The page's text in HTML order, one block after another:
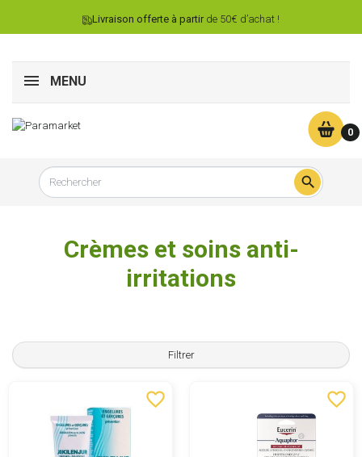
Livraison offerte à partirde 50€ d’achat !
MENU
0

Crèmes et soins anti-
irritations
Filtrer
favorite_border favorite_border